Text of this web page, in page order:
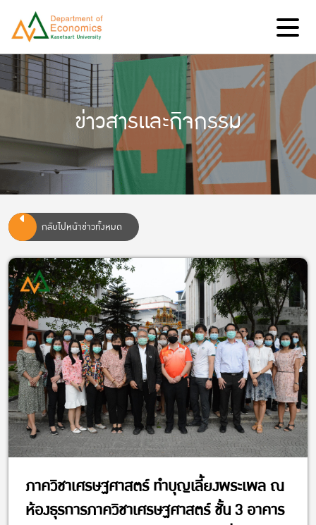
ข่าวสารและกิจกรรม
กลับไปหน้าข่าวทั้งหมด
ภาควิชาเศรษฐศาสตร์ ทำบุญเลี้ยงพระเพล ณ
ห้องธุรการภาควิชาเศรษฐศาสตร์ ชั้น 3 อาคาร